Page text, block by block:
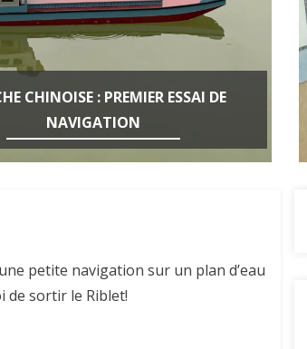
CHINOISE : PREMIER ESSAI DE
NAVIGATION
petite navigation sur un plan d’eau
de sortir le Riblet!